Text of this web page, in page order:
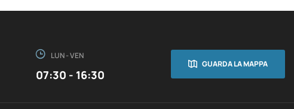
LUN - VEN
07:30 - 16:30
GUARDA LA MAPPA